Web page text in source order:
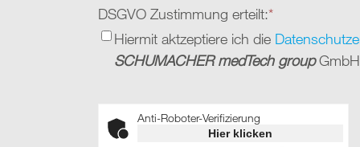
DSGVO Zustimmung erteilt:*
Hiermit aktzeptiere ich die
SCHUMACHER medTech groupGmbH
Anti-Roboter-Verifizierung
Hier klicken